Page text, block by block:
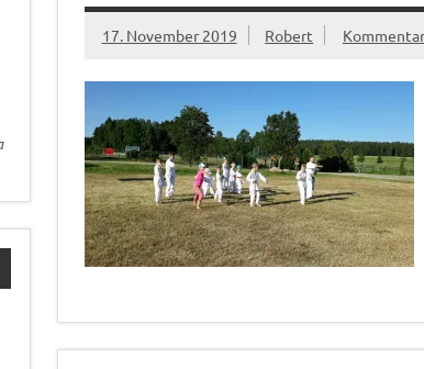
17. November 2019 Robert